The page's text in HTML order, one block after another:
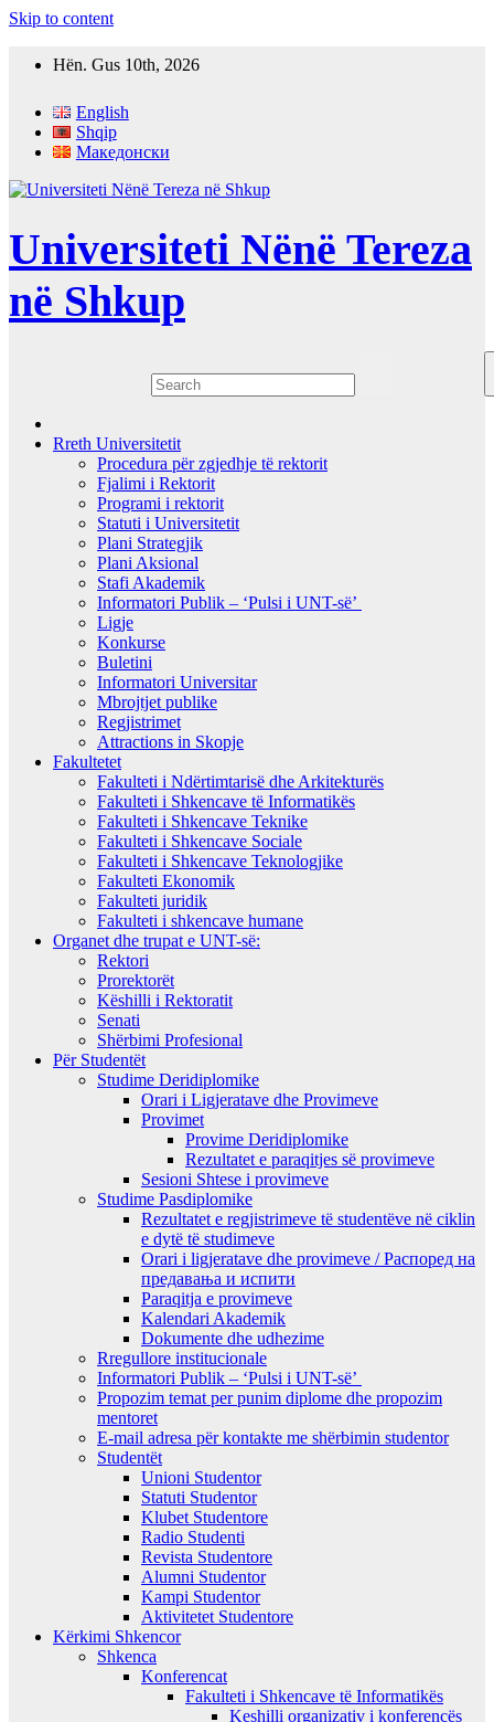
Skip to content
Hën. Gus 10th, 2026
English
Shqip
Македонски
Universiteti Nënë Tereza
në Shkup
Rreth Universitetit
Procedura për zgjedhje të rektorit
Fjalimi i Rektorit
Programi i rektorit
Statuti i Universitetit
Plani Strategjik
Plani Aksional
Stafi Akademik
Informatori Publik – ‘Pulsi i UNT-së’
Ligje
Konkurse
Buletini
Informatori Universitar
Mbrojtjet publike
Regjistrimet
Attractions in Skopje
Fakultetet
Fakulteti i Ndërtimtarisë dhe Arkitekturës
Fakulteti i Shkencave të Informatikës
Fakulteti i Shkencave Teknike
Fakulteti i Shkencave Sociale
Fakulteti i Shkencave Teknologjike
Fakulteti Ekonomik
Fakulteti juridik
Fakulteti i shkencave humane
Organet dhe trupat e UNT-së:
Rektori
Prorektorët
Këshilli i Rektoratit
Senati
Shërbimi Profesional
Për Studentët
Studime Deridiplomike
Orari i Ligjeratave dhe Provimeve
Provimet
Provime Deridiplomike
Rezultatet e paraqitjes së provimeve
Sesioni Shtese i provimeve
Studime Pasdiplomike
Rezultatet e regjistrimeve të studentëve në ciklin
e dytë të studimeve
Orari i ligjeratave dhe provimeve / Распоред на
предавањa и испити
Paraqitja e provimeve
Kalendari Akademik
Dokumente dhe udhezime
Rregullore institucionale
Informatori Publik – ‘Pulsi i UNT-së’
Propozim temat per punim diplome dhe propozim
mentoret
E-mail adresa për kontakte me shërbimin studentor
Studentët
Unioni Studentor
Statuti Studentor
Klubet Studentore
Radio Studenti
Revista Studentore
Alumni Studentor
Kampi Studentor
Aktivitetet Studentore
Kërkimi Shkencor
Shkenca
Konferencat
Fakulteti i Shkencave të Informatikës
Keshilli organizativ i konferencës